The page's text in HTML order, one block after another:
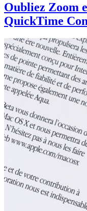
Oubliez Zoom
QuickTime